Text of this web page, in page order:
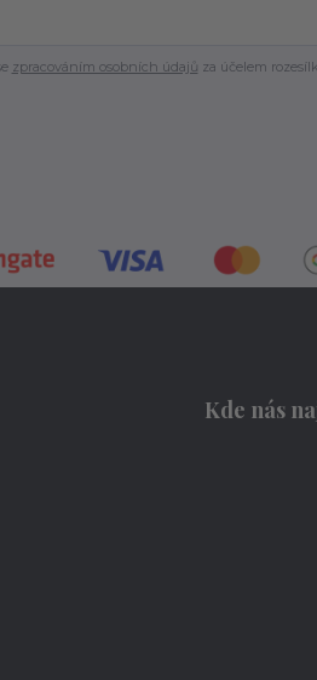
zpracováním osobních údajů za účelem
Kde nás